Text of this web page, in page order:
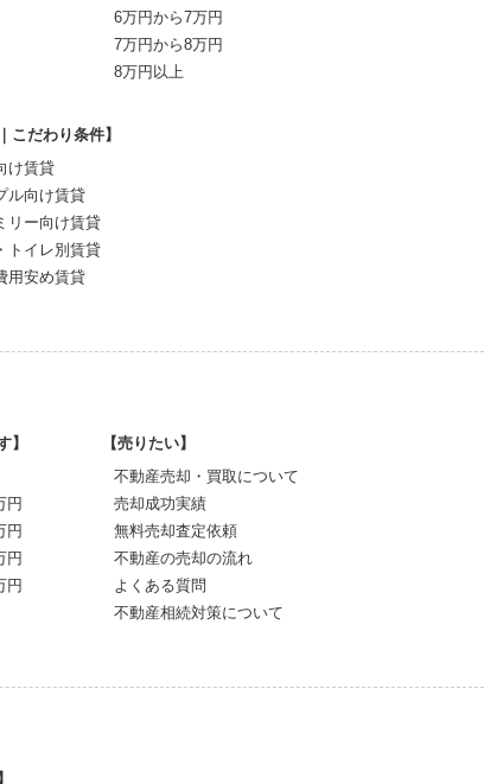
6万円から7万円
7万円から8万円
8万円以上
こだわり条件】
け賃貸
ル向け賃貸
リー向け賃貸
トイレ別賃貸
用安め賃貸
】
円
円
円
円
【売りたい】
不動産売却・買取について
売却成功実績
無料売却査定依頼
不動産の売却の流れ
よくある質問
不動産相続対策について